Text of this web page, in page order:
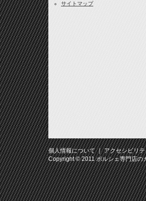
サイトマップ
個人情報について｜ アクセシビリ
Copyright © 2011ポルシェ専門店の